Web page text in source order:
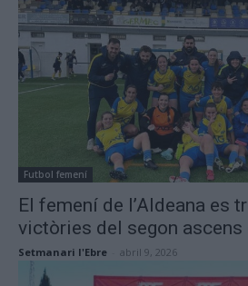
Futbol femení
El femení de l’Aldeana es
victòries del segon
Setmanari l'Ebre abril 9, 2026